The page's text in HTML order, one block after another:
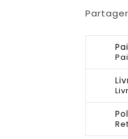
Partager